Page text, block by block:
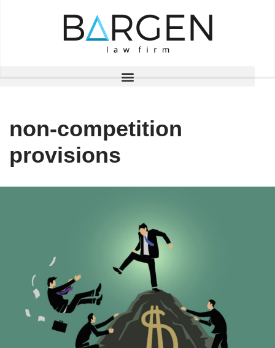
non-competition
provisions